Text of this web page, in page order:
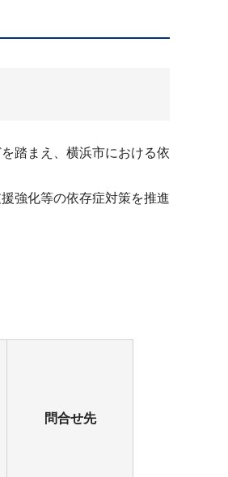
踏まえ、横浜市における依
強化等の依存症対策を推進
問合せ先